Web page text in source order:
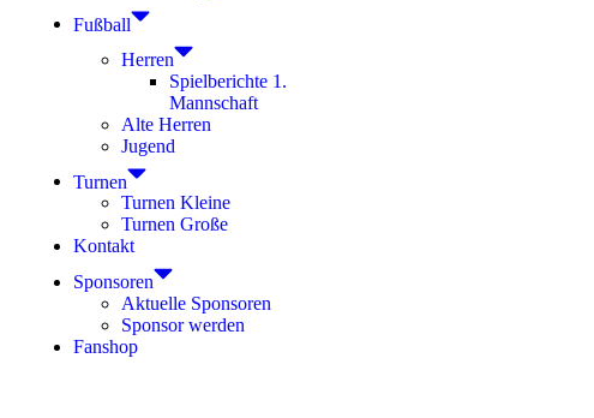
Fußball
Herren
Spielberichte 1.
Mannschaft
Alte Herren
Jugend
Turnen
Turnen Kleine
Turnen Große
Kontakt
Sponsoren
Aktuelle Sponsoren
Sponsor werden
Fanshop